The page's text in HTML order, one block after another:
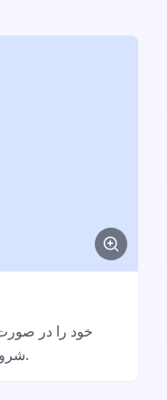
می‌کنید. با 'DE' شروع می‌شود و ۲۲ رقم دارد.